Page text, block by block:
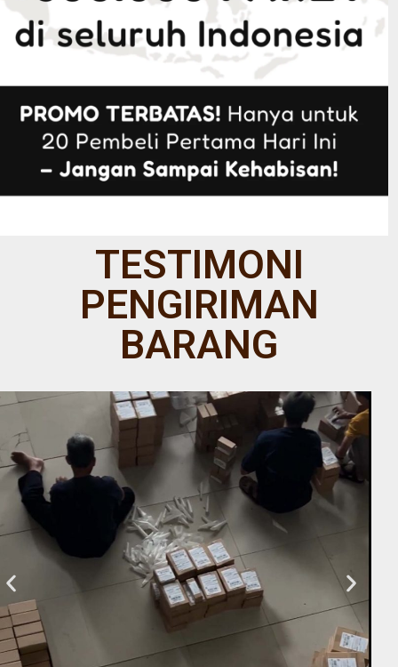
TESTIMONI
PENGIRIMAN
BARANG